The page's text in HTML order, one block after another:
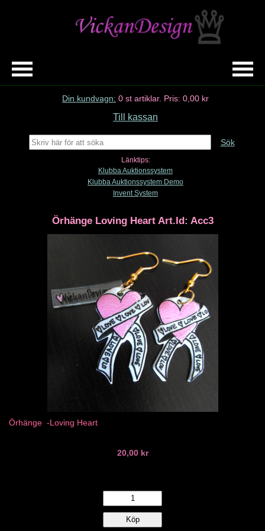
Din kundvagn: 0 st artiklar. Pris: 0,00 kr
Till kassan
Sök
Länktips:
Klubba Auktionssystem
Klubba Auktionssystem Demo
Invent System
Örhänge Loving Heart Art.Id: Acc3
Örhänge -Loving Heart
20,00 kr